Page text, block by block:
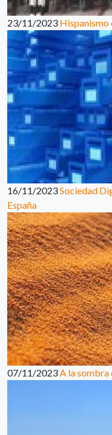
23/11/2023 Hispanismo
16/11/2023Sociedad
España
07/11/2023A la sombra